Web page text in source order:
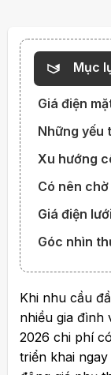
Mục
Giá điện
Những yếu
Xu hướng
Có nên
Giá điện
Góc nhìn
Khi nhu cầu
nhiều gia đình
2026 chi phí
triển khai